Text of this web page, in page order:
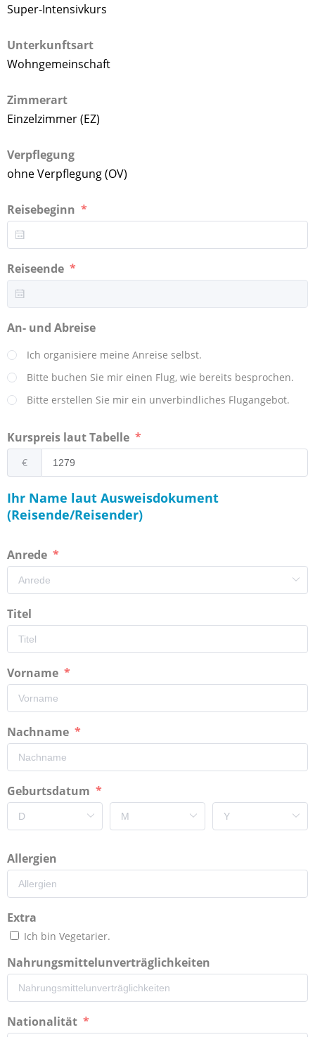
Super-Intensivkurs
Unterkunftsart
Wohngemeinschaft
Zimmerart
Einzelzimmer (EZ)
Verpflegung
ohne Verpflegung (OV)
Reisebeginn
Reiseende
An- und Abreise
Ich organisiere meine Anreise selbst.
Bitte buchen Sie mir einen Flug, wie bereits besprochen.
Bitte erstellen Sie mir ein unverbindliches Flugangebot.
Kurspreis laut Tabelle
€
Ihr Name laut Ausweisdokument
(Reisende/Reisender)
Anrede
Titel
Vorname
Nachname
Geburtsdatum
Allergien
Extra
Ich bin Vegetarier.
Nahrungsmittelunverträglichkeiten
Nationalität